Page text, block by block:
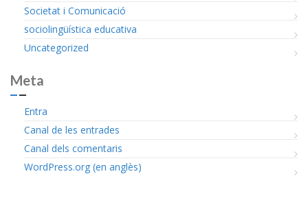
Societat i Comunicació
sociolingüística educativa
Uncategorized
Meta
Entra
Canal de les entrades
Canal dels comentaris
WordPress.org (en anglès)